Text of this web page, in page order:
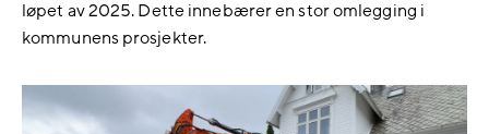
løpet av 2025. Dette innebærer en stor omlegging i
kommunens prosjekter.